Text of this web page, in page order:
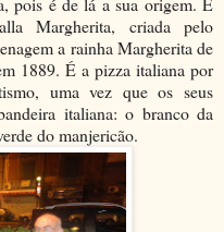
Margherita, criada pelo
a rainha Margherita de
1889. É a pizza italiana por
uma vez que os seus
italiana: o branco da
do manjericão.